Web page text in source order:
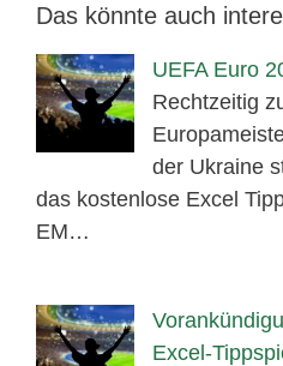
Das könnte auch
UEFA Euro
Rechtzeitig
der Ukraine
das kostenlose Excel
EM…
Excel-